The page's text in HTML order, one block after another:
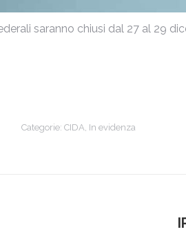
saranno chiusi dal 27 al 29
Categorie: CIDA, In evidenza